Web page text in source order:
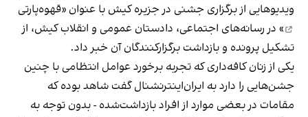
ویدیوهایی از برگزاری جشنی در جزیره کیش با عنوان «قهوه‌پارتی
» در رسانه‌های اجتماعی، دادستان عمومی و انقلاب کیش، از
تشکیل پرونده و بازداشت برگزارکنندگان آن خبر داد.
یکی از زنان کافه‌داری که تجربه برخورد عوامل انتظامی با چنین
جشن‌هایی را دارد به ایران‌اینترنشنال گفت شاهد بوده که
مقامات در بعضی موارد از افراد بازداشت‌‌شده - بدون توجه به